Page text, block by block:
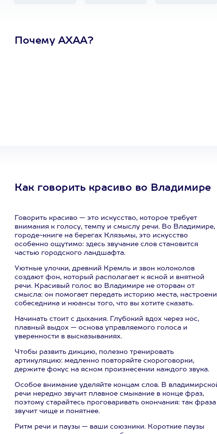
Почему АХАА?
Как говорить красиво во Владимире
Говорить красиво — это искусство, которое требует
внимания к голосу, темпу и смыслу речи. Во Владимире,
городе-книге на берегах Клязьмы, это искусство
особенно ощутимо: здесь звучание слов становится
частью городского ландшафта.
Уютные улочки, древний Кремль и звон колоколов
создают фон, который располагает к ясной и внятной
речи. Красивый голос во Владимире не оторван от
смысла: он помогает передать историю места,
собеседника и нюансы того, что вы хотите сказать.
Начинать стоит с дыхания. Глубокий вдох через нос,
плавный выдох — основа управляемого голоса и
уверенности в высказываниях.
Чтобы развить дикцию, полезно тренировать
артикуляцию: медленно повторяйте скороговорки,
держите фокус на ясном произнесении каждого звука.
Особое внимание уделяйте концам слов. В
речи нередко звучит плавное смыкание в конце фраз,
поэтому старайтесь проговаривать окончания: так фраза
звучит чище и понятнее.
Ритм речи и паузы — ваши союзники. Короткие паузы